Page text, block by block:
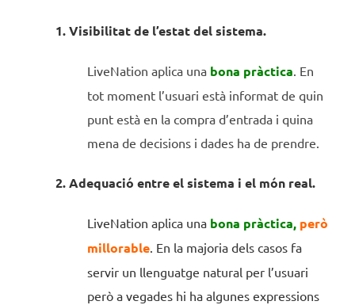
1. Visibilitat de l’estat del sistema.
LiveNation aplica una bona pràctica. En
tot moment l’usuari està informat de quin
punt està en la compra d’entrada i quina
mena de decisions i dades ha de prendre.
2. Adequació entre el sistema i el món real.
LiveNation aplica una bona pràctica, però
millorable. En la majoria dels casos fa
servir un llenguatge natural per l’usuari
però a vegades hi ha algunes expressions